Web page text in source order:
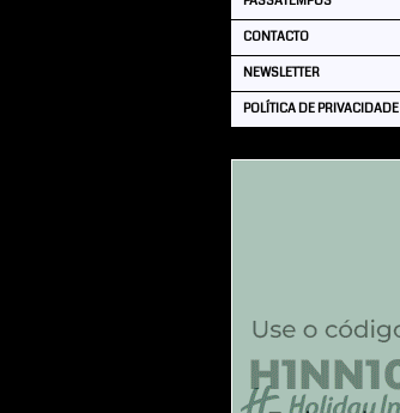
CONTACTO
NEWSLETTER
POLÍTICA DE PRIVACIDADE